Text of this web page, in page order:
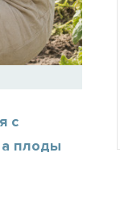
с
а плоды